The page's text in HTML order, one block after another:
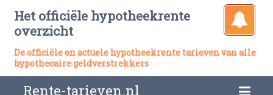
Het officiële hypotheekrente
overzicht
De officiële en actuele hypotheekrente tarieven van alle
hypothecaire geldverstrekkers
Rente-tarieven.nl